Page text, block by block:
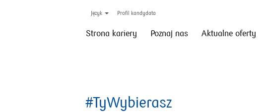
Język Profil kandydata
Strona kariery Poznaj nas Aktualne oferty
#TyWybierasz